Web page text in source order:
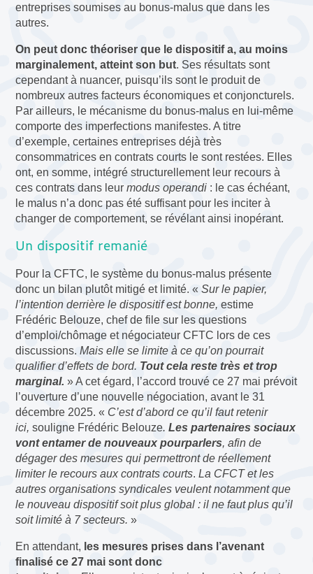
entreprises soumises au bonus-malus que dans les
autres.
On peut donc théoriser que le dispositif a, au moins
marginalement, atteint son but. Ses résultats sont
cependant à nuancer, puisqu’ils sont le produit de
nombreux autres facteurs économiques et conjoncturels.
Par ailleurs, le mécanisme du bonus-malus en lui-même
comporte des imperfections manifestes. A titre
d’exemple, certaines entreprises déjà très
consommatrices en contrats courts le sont restées. Elles
ont, en somme, intégré structurellement leur recours à
ces contrats dans leurmodus operandi : le cas échéant,
le malus n’a donc pas été suffisant pour les inciter à
changer de comportement, se révélant ainsi inopérant.
Un dispositif remanié
Pour la CFTC, le système du bonus-malus présente
donc un bilan plutôt mitigé et limité. «Sur le papier,
l’intention derrière le dispositif est bonne, estime
Frédéric Belouze, chef de file sur les questions
d’emploi/chômage et négociateur CFTC lors de ces
discussions.Mais elle se limite à ce qu’on pourrait
qualifier d’effets de bord. Tout cela reste très et trop
marginal. » A cet égard, l’accord trouvé ce 27 mai prévoit
l’ouverture d’une nouvelle négociation, avant le 31
décembre 2025. « C’est d’abord ce qu’il faut retenir
ici,souligne Frédéric Belouze.Les partenaires sociaux
vont entamer de nouveaux pourparlers, afin de
dégager des mesures qui permettront de réellement
limiter le recours aux contrats courts.La CFCT et les
autres organisations syndicales veulent notamment que
le nouveau dispositif soit plus global : il ne faut plus qu’il
soit limité à 7 secteurs.»
En attendant, les mesures prises dans l’avenant
finalisé ce 27 mai sont donc